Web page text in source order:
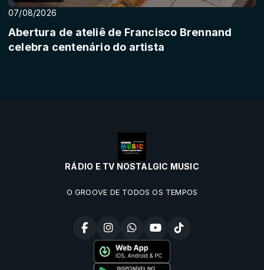
07/08/2026
Abertura de ateliê de Francisco Brennand
celebra centenário do artista
RÁDIO E TV NOSTALGIC MUSIC
O GROOVE DE TODOS OS TEMPOS